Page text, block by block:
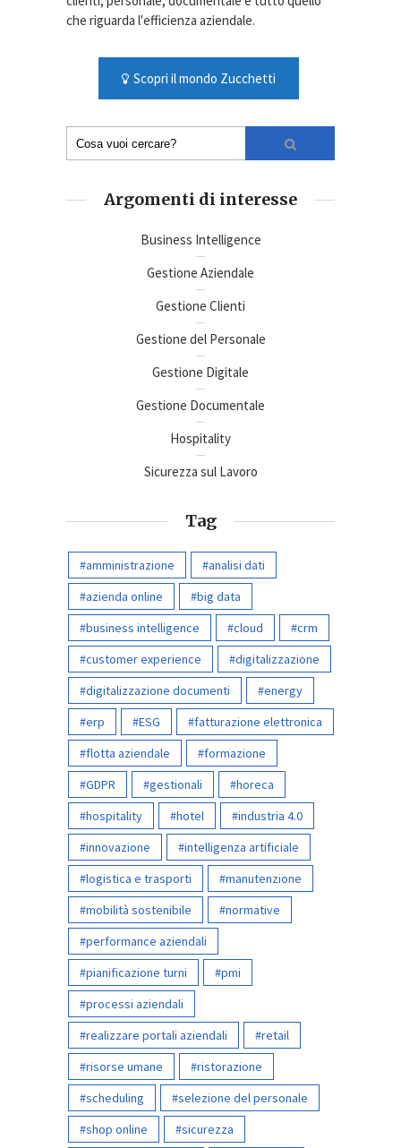
che riguarda l'efficienza aziendale.
Scopri il mondo Zucchetti
Argomenti di interesse
Business Intelligence
Gestione Aziendale
Gestione Clienti
Gestione del Personale
Gestione Digitale
Gestione Documentale
Hospitality
Sicurezza sul Lavoro
Tag
amministrazione
analisi dati
azienda online
big data
business intelligence
cloud
crm
customer experience
digitalizzazione
digitalizzazione documenti
energy
erp
ESG
fatturazione elettronica
flotta aziendale
formazione
GDPR
gestionali
horeca
hospitality
hotel
industria 4.0
innovazione
intelligenza artificiale
logistica e trasporti
manutenzione
mobilità sostenibile
normative
performance aziendali
pianificazione turni
pmi
processi aziendali
realizzare portali aziendali
retail
risorse umane
ristorazione
scheduling
selezione del personale
shop online
sicurezza